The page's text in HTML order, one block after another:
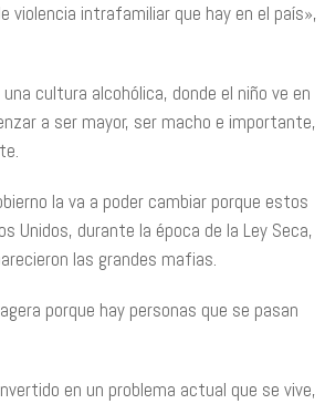
violencia intrafamiliar que hay en el país»,
cultura alcohólica, donde el niño ve en
a ser mayor, ser macho e importante,
la va a poder cambiar porque estos
Unidos, durante la época de la Ley Seca,
las grandes mafias.
porque hay personas que se pasan
en un problema actual que se vive,